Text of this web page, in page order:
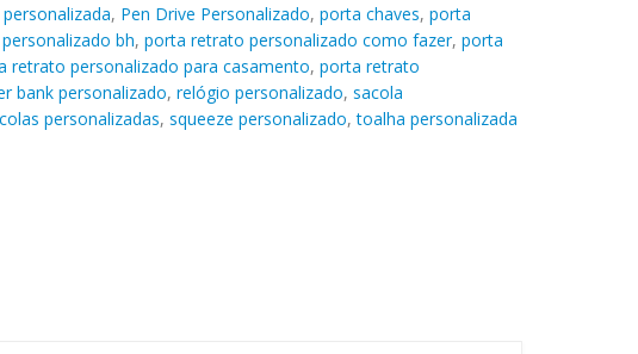
, Pen Drive Personalizado, porta chaves, porta
bh, porta retrato personalizado como fazer, porta
retrato personalizado para casamento, porta retrato
bank personalizado, relógio personalizado, sacola
personalizadas, squeeze personalizado,toalha personalizada